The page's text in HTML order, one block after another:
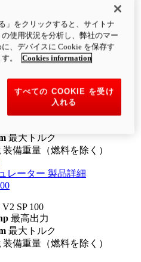
最高出力
最大トルク
装備重量（燃料を除く）
レーター 製品詳細
V2 SP
最大トルク
装備重量（燃料を除く）
レーター 製品詳細
SP 100
最高出力
最大トルク
装備重量（燃料を除く）
」をクリックすると、サイトナ
使用状況を分析し、弊社のマー
、デバイスに Cookie を保存す
。
Cookies information
すべての COOKIE を受け
入れる